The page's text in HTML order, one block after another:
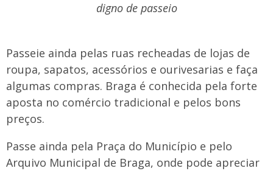
digno de passeio
Passeie ainda pelas ruas recheadas de lojas de
roupa, sapatos, acessórios e ourivesarias e faça
algumas compras. Braga é conhecida pela forte
aposta no comércio tradicional e pelos bons
preços.
Passe ainda pela Praça do Município e pelo
Arquivo Municipal de Braga, onde pode apreciar